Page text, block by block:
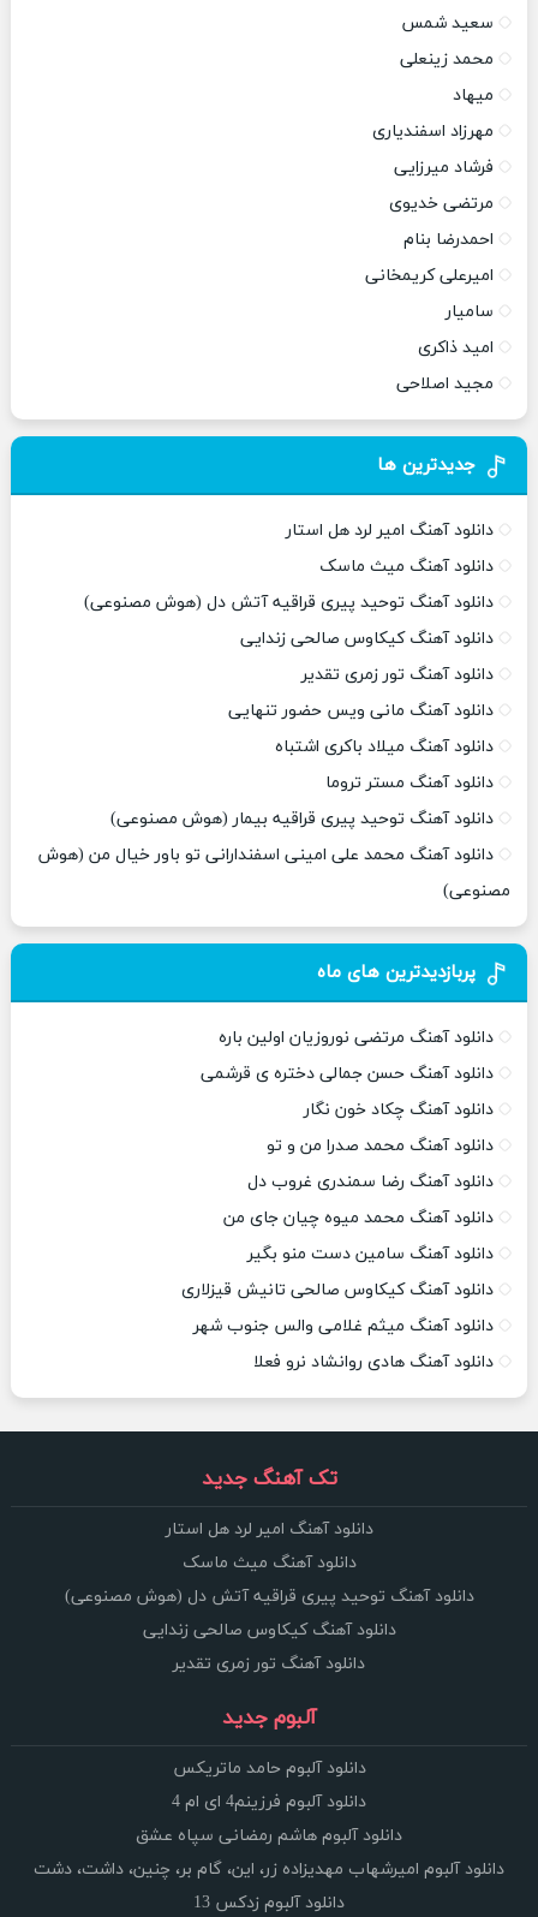
سعید شمس
محمد زینعلی
میهاد
مهرزاد اسفندیاری
فرشاد میرزایی
مرتضی خدیوی
احمدرضا بنام
امیرعلی کریمخانی
سامیار
امید ذاکری
مجید اصلاحی
جدیدترین ها
دانلود آهنگ امیر لرد هل استار
دانلود آهنگ میث ماسک
دانلود آهنگ توحید پیری قراقیه آتش دل (هوش مصنوعی)
دانلود آهنگ کیکاوس صالحی زندایی
دانلود آهنگ تور زمری تقدیر
دانلود آهنگ مانی ویس حضور تنهایی
دانلود آهنگ میلاد باکری اشتباه
دانلود آهنگ مستر تروما
دانلود آهنگ توحید پیری قراقیه بیمار (هوش مصنوعی)
دانلود آهنگ محمد علی امینی اسفندارانی تو باور خیال من (هوش
مصنوعی)
پربازدیدترین های ماه
دانلود آهنگ مرتضی نوروزیان اولین باره
دانلود آهنگ حسن جمالی دختره ی قرشمی
دانلود آهنگ چکاد خون نگار
دانلود آهنگ محمد صدرا من و تو
دانلود آهنگ رضا سمندری غروب دل
دانلود آهنگ محمد میوه چیان جای من
دانلود آهنگ سامین دست منو بگیر
دانلود آهنگ کیکاوس صالحی تانیش قیزلاری
دانلود آهنگ میثم غلامی والس جنوب شهر
دانلود آهنگ هادی روانشاد نرو فعلا
تک آهنگ جدید
دانلود آهنگ امیر لرد هل استار
دانلود آهنگ میث ماسک
دانلود آهنگ توحید پیری قراقیه آتش دل (هوش مصنوعی)
دانلود آهنگ کیکاوس صالحی زندایی
دانلود آهنگ تور زمری تقدیر
آلبوم جدید
دانلود آلبوم حامد ماتریکس
دانلود آلبوم فرزینم4 ای ام 4
دانلود آلبوم هاشم رمضانی سپاه عشق
دانلود آلبوم امیرشهاب مهدیزاده زر، این، گام بر، چنین، داشت، دشت
دانلود آلبوم زدکس 13